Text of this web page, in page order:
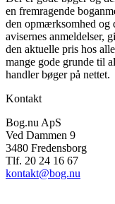
en fremragende
den opmærksomhed og
avisernes anmeldelser,
den aktuelle pris hos
mange gode grunde til
handler bøger på nettet.
Kontakt
Bog.nu ApS
Ved Dammen 9
3480 Fredensborg
Tlf. 20 24 16 67
kontakt@bog.nu